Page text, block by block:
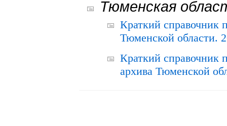
Тюменская
Краткий справочник
Тюменской области.
Краткий справочник
архива Тюменской